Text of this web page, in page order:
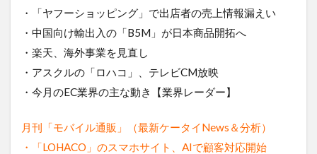
・「ヤフーショッピング」で出店者の売上情報漏えい
・中国向け輸出入の「B5M」が日本商品開拓へ
・楽天、海外事業を見直し
・アスクルの「ロハコ」、テレビCM放映
・今月のEC業界の主な動き【業界レーダー】
月刊「モバイル通販」（最新ケータイNews＆分析）
・「LOHACO」のスマホサイト、AIで顧客対応開始